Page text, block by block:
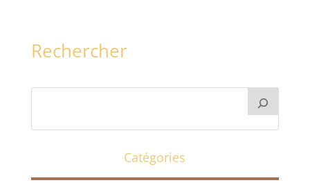
Rechercher
Catégories